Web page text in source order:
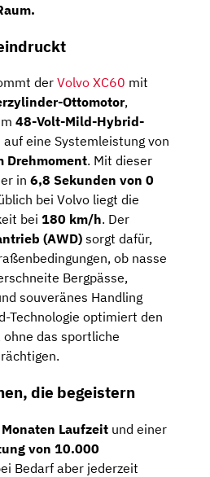
der Volvo XC60 mit
Ottomotor,
48-Volt-Mild-Hybrid-
eine Systemleistung von
Drehmoment. Mit dieser
in 6,8 Sekunden von 0
bei Volvo liegt die
bei 180 km/h. Der
(AWD) sorgt dafür,
ob nasse
Bergpässe,
souveränes Handling
Technologie optimiert den
das sportliche
die begeistern
Laufzeit und einer
von 10.000
Bedarf aber jederzeit